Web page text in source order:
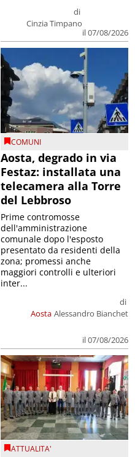
di
Cinzia Timpano
il 07/08/2026
COMUNI
Aosta, degrado in via
Festaz: installata una
telecamera alla Torre
del Lebbroso
Aosta
di
Alessandro Bianchet
il 07/08/2026
Prime contromosse
dell'amministrazione
comunale dopo l'esposto
presentato da residenti della
zona; promessi anche
maggiori controlli e ulteriori
inter...
ATTUALITA'